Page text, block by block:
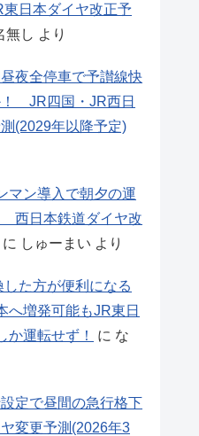
日本ダイヤ改正予
無し より
夜全停車で予讃線快
JR四国・JR西日
(2029年以降予定)
マン導入で朝夕の運
西日本鉄道ダイヤ改
に しゅーまい より
た方が便利になる
増発可能もJR東日
か運転せず！
に な
定で昼間の急行格下
変更予測(2026年3